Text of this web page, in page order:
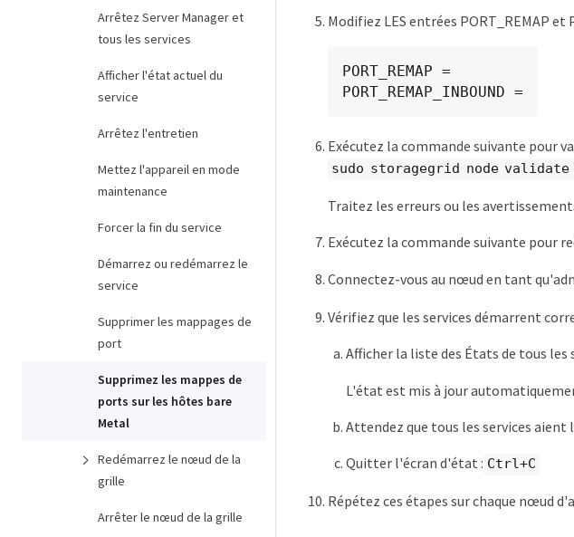
Arrêtez Server Manager et
tous les services
Afficher l'état actuel du
service
Arrêtez l'entretien
Mettez l'appareil en mode
maintenance
Forcer la fin du service
Démarrez ou redémarrez le
service
Supprimer les mappages de
port
Supprimez les mappes de
ports sur les hôtes bare
Metal
Redémarrez le nœud de la
grille
Arrêter le nœud de la grille
PORT_REMAP_INBOUND =
Modifiez LES entrées PORT_REMAP
PORT_REMAP =
PORT_REMAP_INBOUND =
Exécutez la commande suivante pour
sudo storagegrid node validate
Traitez les erreurs ou les
Exécutez la commande suivante pour
Connectez-vous au nœud en tant
Vérifiez que les services démarrent
Afficher la liste des États de tous les
L'état est mis à jour
Attendez que tous les services
Quitter l'écran d'état : Ctrl+C
Répétez ces étapes sur chaque nœud